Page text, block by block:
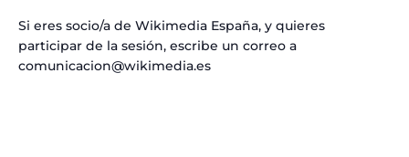
Si eres socio/a de Wikimedia España, y quieres
participar de la sesión, escribe un correo a
comunicacion@wikimedia.es